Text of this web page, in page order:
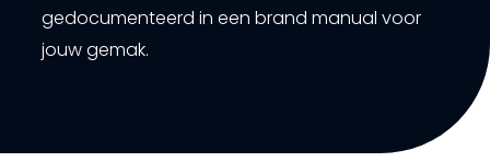
gedocumenteerd in een brand manual voor
jouw gemak.